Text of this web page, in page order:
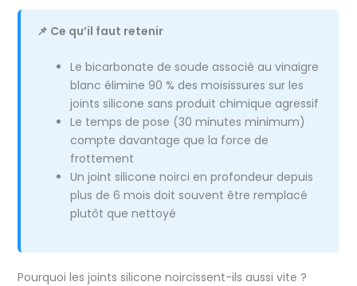
📌 Ce qu’il faut retenir
Le bicarbonate de soude associé au vinaigre
blanc élimine 90 % des moisissures sur les
joints silicone sans produit chimique agressif
Le temps de pose (30 minutes minimum)
compte davantage que la force de
frottement
Un joint silicone noirci en profondeur depuis
plus de 6 mois doit souvent être remplacé
plutôt que nettoyé
Pourquoi les joints silicone noircissent-ils aussi vite ?